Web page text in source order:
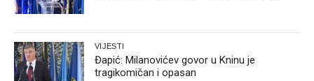
VIJESTI
Đapić: Milanovićev govor u Kninu je
tragikomičan i opasan